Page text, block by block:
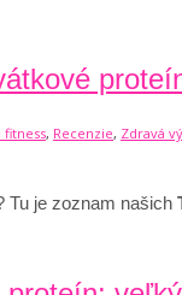
fitness, Recenzie, Zdravá
Tu je zoznam našich